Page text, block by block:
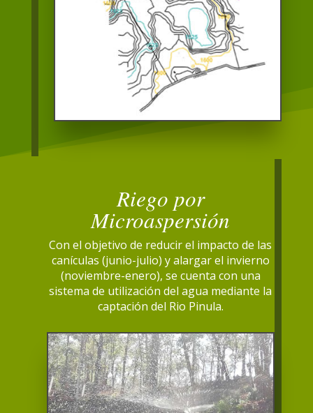
Riego por
Microaspersión
Con el objetivo de reducir el impacto de las
canículas (junio-julio) y alargar el invierno
(noviembre-enero), se cuenta con una
sistema de utilización del agua mediante la
captación del Rio Pinula.